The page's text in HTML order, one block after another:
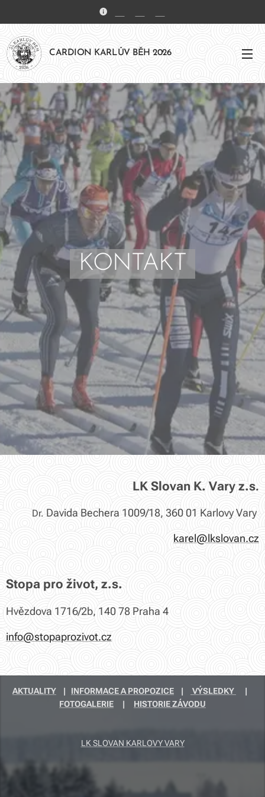
CARDION KARLŮV BĚH 2026
KONTAKT
LK Slovan K. Vary z.s.
Dr. Davida Bechera 1009/18, 360 01 Karlovy Vary
karel@lkslovan.cz
Stopa pro život, z.s.
Hvězdova 1716/2b, 140 78 Praha 4
info@stopaprozivot.cz
AKTUALITY | INFORMACE A PROPOZICE | VÝSLEDKY
|
FOTOGALERIE | HISTORIE ZÁVODU
LK SLOVAN KARLOVY VARY